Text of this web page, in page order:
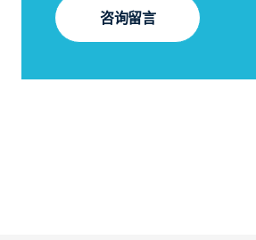
咨询留言